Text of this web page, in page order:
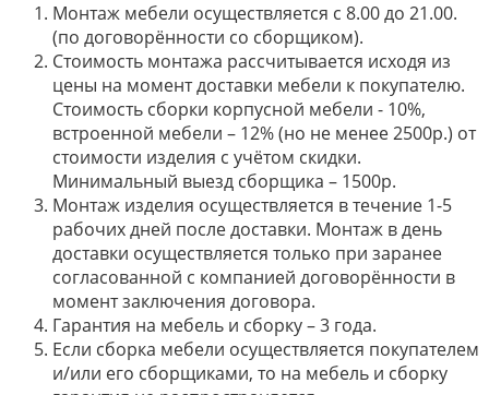
Монтаж мебели осуществляется с 8.00 до 21.00.
(по договорённости со сборщиком).
Стоимость монтажа рассчитывается исходя из
цены на момент доставки мебели к покупателю.
Стоимость сборки корпусной мебели - 10%,
встроенной мебели – 12% (но не менее 2500р.) от
стоимости изделия с учётом скидки.
Минимальный выезд сборщика – 1500р.
Монтаж изделия осуществляется в течение 1-5
рабочих дней после доставки. Монтаж в день
доставки осуществляется только при заранее
согласованной с компанией договорённости в
момент заключения договора.
Гарантия на мебель и сборку – 3 года.
Если сборка мебели осуществляется покупателем
и/или его сборщиками, то на мебель и сборку